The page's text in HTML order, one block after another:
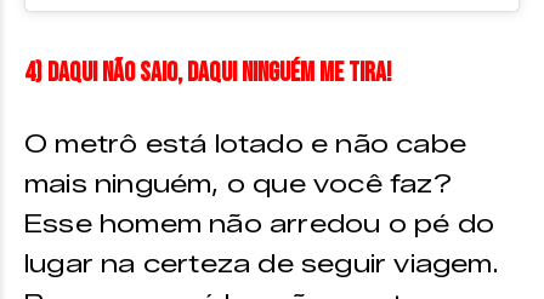
4) Daqui não saio, daqui ninguém me tira!
O metrô está lotado e não cabe
mais ninguém, o que você faz?
Esse homem não arredou o pé do
lugar na certeza de seguir viagem.